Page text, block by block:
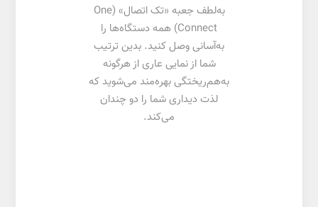
به‌لطف جعبه «تک اتصال» (One
Connect) همه دستگاه‌ها را
به‌آسانی وصل کنید. بدین ترتیب
شما از نمایی عاری از هرگونه
به‌هم‌ریختگی بهره‌مند می‌شوید که
لذت دیداری شما را دو چندان
می‌کند.